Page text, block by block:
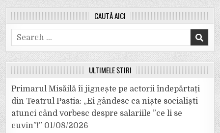
CAUTĂ AICI
Search
for:
ULTIMELE ȘTIRI
Primarul Misăilă îi jignește pe actorii îndepărtați
din Teatrul Pastia: „Ei gândesc ca niște socialiști
atunci când vorbesc despre salariile ”ce li se
cuvin”!” 01/08/2026